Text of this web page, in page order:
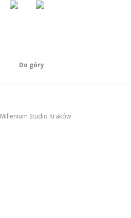
Do góry
Millenium Studio Kraków